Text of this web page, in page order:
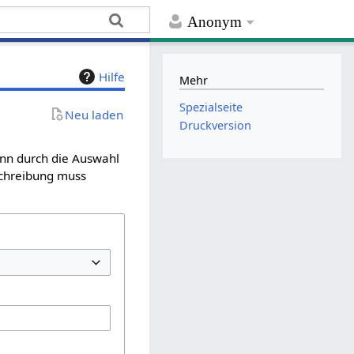
Anonym
Hilfe
Neu laden
durch die Auswahl
muss
Mehr
Spezialseite
Druckversion